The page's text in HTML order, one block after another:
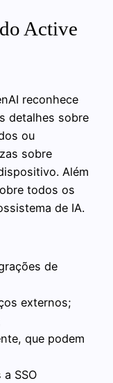
Active
reconhece
detalhes sobre
ou
sobre
Além
todos os
de IA.
de
externos;
que podem
SSO